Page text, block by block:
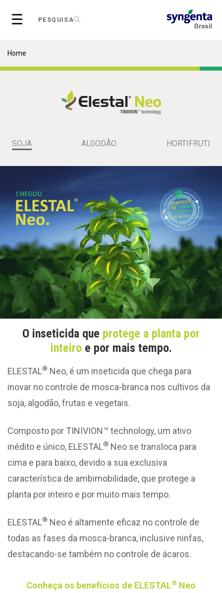
☰ PESQUISA
Breadcrumb
Home
SOJA ALGODÃO HORTIFRUTI
O inseticida que protege a planta por
inteiroe por mais tempo.
ELESTAL® Neo, é um inseticida que chega para
inovar no controle de mosca-branca nos cultivos da
soja, algodão, frutas e vegetais.
Composto por TINIVION™ technology, um ativo
inédito e único, ELESTAL® Neo se transloca para
cima e para baixo, devido a sua exclusiva
característica de ambimobilidade, que protege a
planta por inteiro e por muito mais tempo.
ELESTAL® Neo é altamente eficaz no controle de
todas as fases da mosca-branca, inclusive ninfas,
destacando-se também no controle de ácaros.
Conheça os benefícios de ELESTAL® Neo